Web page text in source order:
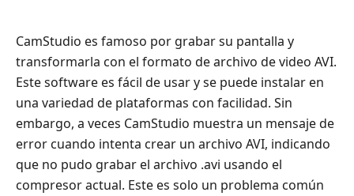
CamStudio es famoso por grabar su pantalla y
transformarla con el formato de archivo de video AVI.
Este software es fácil de usar y se puede instalar en
una variedad de plataformas con facilidad. Sin
embargo, a veces CamStudio muestra un mensaje de
error cuando intenta crear un archivo AVI, indicando
que no pudo grabar el archivo .avi usando el
compresor actual. Este es solo un problema común